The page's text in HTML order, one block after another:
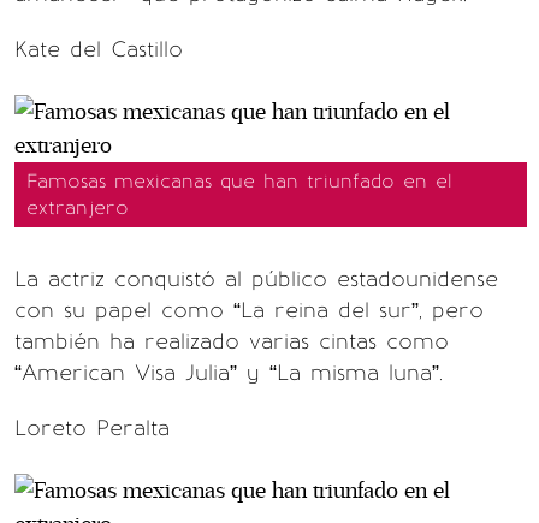
Kate del Castillo
Famosas mexicanas que han triunfado en el
extranjero
La actriz conquistó al público estadounidense
con su papel como “La reina del sur”, pero
también ha realizado varias cintas como
“American Visa Julia” y “La misma luna”.
Loreto Peralta